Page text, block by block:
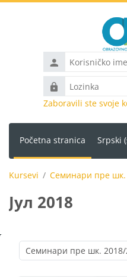
Korisničko
ime
Lozinka
Zaboravili ste svoje
Početna stranica Srpski
Kursevi Семинари пре шк.
Јул 2018